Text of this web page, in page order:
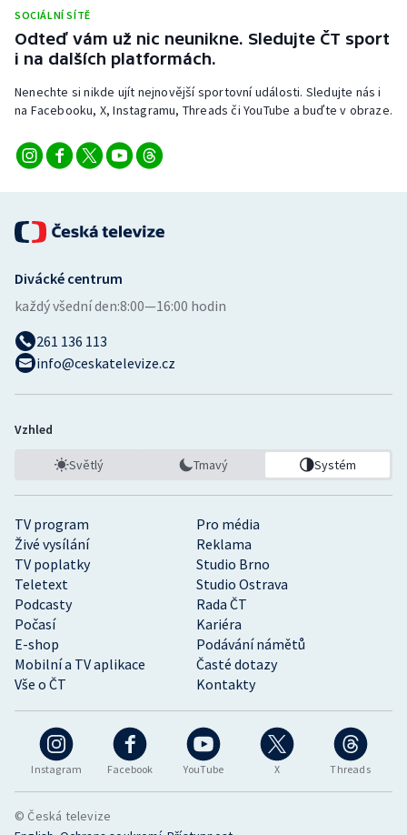
SOCIÁLNÍ SÍTĚ
Odteď vám už nic neunikne. Sledujte ČT sport
i na dalších platformách.
Nenechte si nikde ujít nejnovější sportovní události. Sledujte nás i
na Facebooku, X, Instagramu, Threads či YouTube a buďte v obraze.
Instagram Facebook YouTube X Threads
TV program
Pro média
Živé vysílání
Reklama
TV poplatky
Studio Brno
Teletext
Studio Ostrava
Podcasty
Rada ČT
Počasí
Kariéra
E-shop
Podávání námětů
Mobilní a TV aplikace
Časté dotazy
Vše o ČT
Kontakty
Divácké centrum
každý všední den:8:00—16:00 hodin
261 136 113
info@ceskatelevize.cz
Vzhled
Světlý Tmavý Systém
© Česká televize